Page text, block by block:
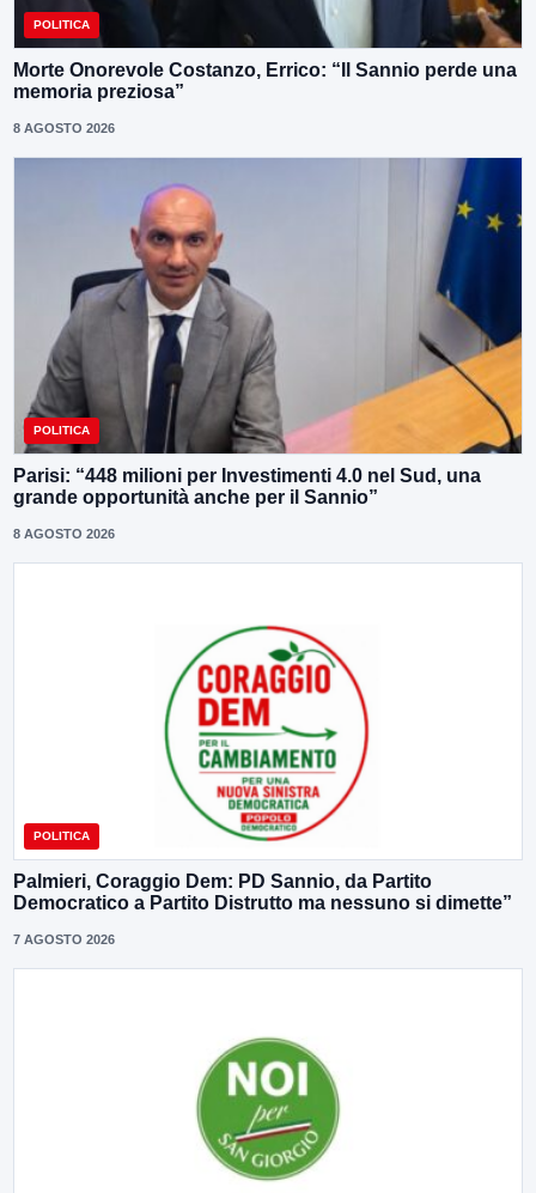
POLITICA
Morte Onorevole Costanzo, Errico: “Il Sannio perde una
memoria preziosa”
8 AGOSTO 2026
POLITICA
Parisi: “448 milioni per Investimenti 4.0 nel Sud, una
grande opportunità anche per il Sannio”
8 AGOSTO 2026
POLITICA
Palmieri, Coraggio Dem: PD Sannio, da Partito
Democratico a Partito Distrutto ma nessuno si dimette”
7 AGOSTO 2026